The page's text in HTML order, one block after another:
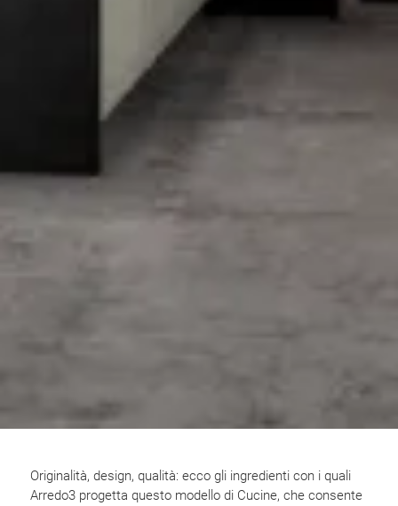
Originalità, design, qualità: ecco gli ingredienti con i quali
Arredo3 progetta questo modello di Cucine, che consente